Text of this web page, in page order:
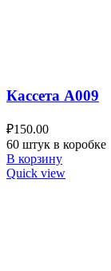
Кассета A009
₽150.00
60 штук в коробке
В корзину
Quick view